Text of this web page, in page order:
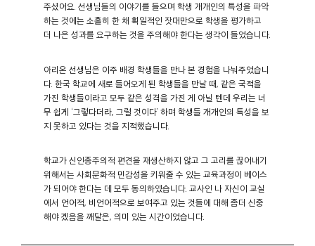
주셨어요. 선생님들의 이야기를 들으며 학생 개개인의 특성을 파악
하는 것에는 소홀히 한 채 획일적인 잣대만으로 학생을 평가하고
더 나은 성과를 요구하는 것을 주의해야 한다는 생각이 들었습니다.
아리온 선생님은 이주 배경 학생들을 만나 본 경험을 나눠주었습니
다. 한국 학교에 새로 들어오게 된 학생들을 만날 때, 같은 국적을
가진 학생들이라고 모두 같은 성격을 가진 게 아닐 텐데 우리는 너
무 쉽게 ‘그렇다더라, 그럴 것이다’ 하며 학생들 개개인의 특성을 보
지 못하고 있다는 것을 지적했습니다.
학교가 신인종주의적 편견을 재생산하지 않고 그 고리를 끊어내기
위해서는 사회문화적 민감성을 키워줄 수 있는 교육과정이 베이스
가 되어야 한다는 데 모두 동의하였습니다. 교사인 나 자신이 교실
에서 언어적, 비언어적으로 보여주고 있는 것들에 대해 좀더 신중
해야 겠음을 깨달은, 의미 있는 시간이었습니다.